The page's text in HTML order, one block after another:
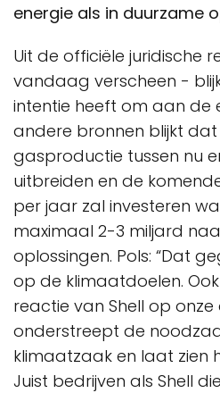
energie als in duurzame
Uit de officiële juridische
vandaag verscheen -
intentie heeft om aan de
andere bronnen blijkt dat
gasproductie tussen nu
uitbreiden en de
per jaar zal investeren
maximaal 2-3 miljard
oplossingen. Pols: “Dat
op de klimaatdoelen.
reactie van Shell op
onderstreept de
klimaatzaak en laat zien
Juist bedrijven als Shell